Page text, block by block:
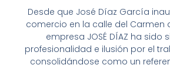
Desde que José Díaz García
comercio en la calle del Carmen
empresa JOSÉ DÍAZ ha sido
profesionalidad e ilusión por el
consolidándose como un